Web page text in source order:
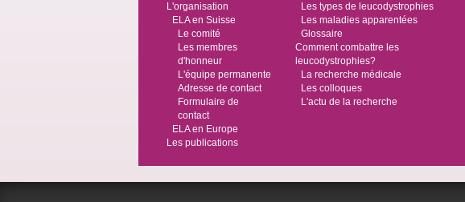
L'organisation
ELA en Suisse
Le comité
Les membres
d'honneur
L'équipe permanente
Adresse de contact
Formulaire de
contact
ELA en Europe
Les publications
Les types de leucodystrophies
Les maladies apparentées
Glossaire
Comment combattre les
leucodystrophies?
La recherche médicale
Les colloques
L'actu de la recherche